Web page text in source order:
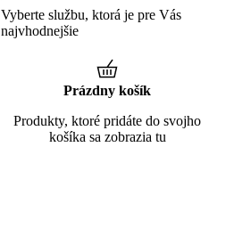
Vyberte službu, ktorá je pre Vás
najvhodnejšie
Prázdny košík
Produkty, ktoré pridáte do svojho
košíka sa zobrazia tu